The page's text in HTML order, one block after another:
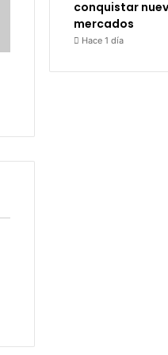
conquistar
mercados
Hace 1 día